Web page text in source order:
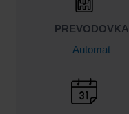
PREVODOVKA
Automat